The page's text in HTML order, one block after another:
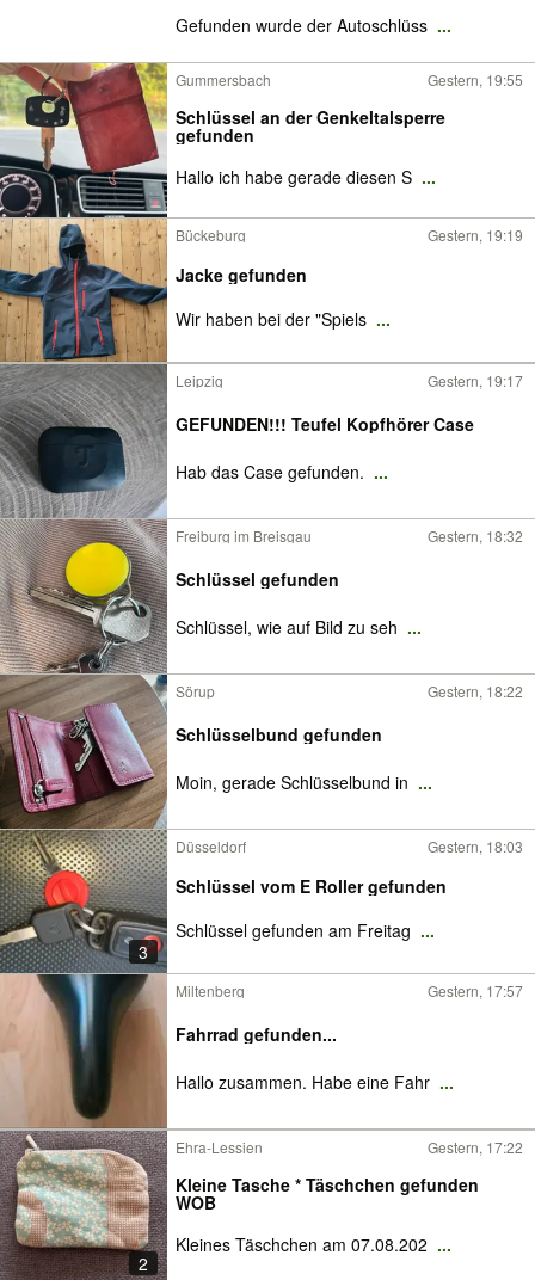
Gefunden wurde der Autoschlüss ...
Gummersbach Gestern, 19:55
Schlüssel an der Genkeltalsperre
gefunden
Hallo ich habe gerade diesen S ...
Bückeburg Gestern, 19:19
Jacke gefunden
Wir haben bei der "Spiels ...
Leipzig Gestern, 19:17
GEFUNDEN!!! Teufel Kopfhörer Case
Hab das Case gefunden. ...
Freiburg im Breisgau Gestern, 18:32
Schlüssel gefunden
Schlüssel, wie auf Bild zu seh ...
Sörup Gestern, 18:22
Schlüsselbund gefunden
Moin, gerade Schlüsselbund in ...
3
Düsseldorf Gestern, 18:03
Schlüssel vom E Roller gefunden
Schlüssel gefunden am Freitag ...
Miltenberg Gestern, 17:57
Fahrrad gefunden...
Hallo zusammen. Habe eine Fahr ...
2
Ehra-Lessien Gestern, 17:22
Kleine Tasche * Täschchen gefunden
WOB
Kleines Täschchen am 07.08.202 ...